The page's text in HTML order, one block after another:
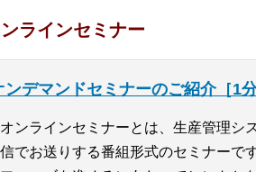
ラインセミナー
ンデマンドセミナーのご紹介［1分
ンラインセミナーとは、生産管理シ
でお送りする番組形式のセミナーで